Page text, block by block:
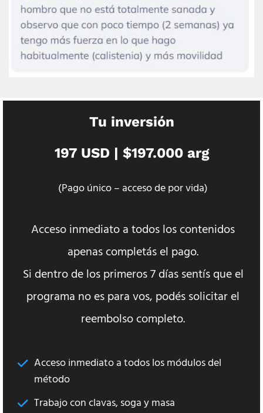
Tu inversión
197 USD | $197.000 arg
(Pago único – acceso de por vida)
Acceso inmediato a todos los contenidos
apenas completás el pago.
Si dentro de los primeros 7 días sentís que el
programa no es para vos, podés solicitar el
reembolso completo.
Acceso inmediato a todos los módulos del
método
Trabajo con clavas, soga y masa